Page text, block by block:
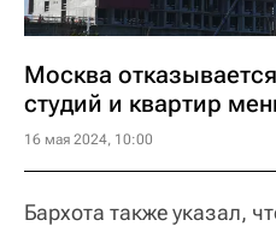
Москва
студий и квартир
16 мая 2024, 10:00
Бархота также указал,